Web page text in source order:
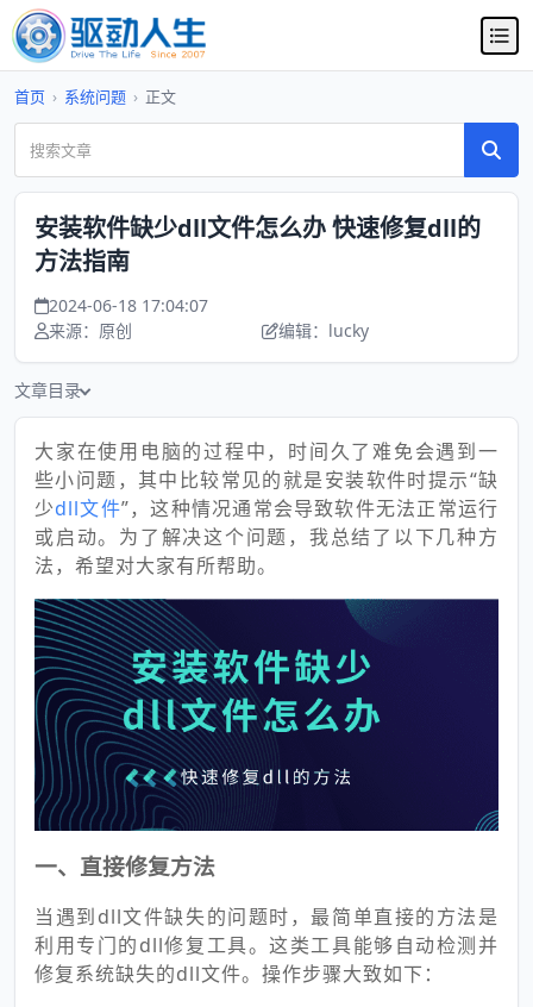
首页 › 系统问题 › 正文
安装软件缺少dll文件怎么办 快速修复dll的
方法指南
2024-06-18 17:04:07
来源：原创
编辑：lucky
文章目录
大家在使用电脑的过程中，时间久了难免会遇到一
些小问题，其中比较常见的就是安装软件时提示“缺
少dll文件”，这种情况通常会导致软件无法正常运行
或启动。为了解决这个问题，我总结了以下几种方
法，希望对大家有所帮助。
一、直接修复方法
当遇到dll文件缺失的问题时，最简单直接的方法是
利用专门的dll修复工具。这类工具能够自动检测并
修复系统缺失的dll文件。操作步骤大致如下：